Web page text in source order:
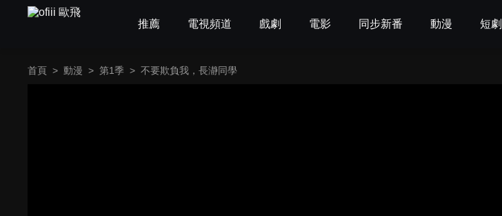
推薦 電視頻道 戲劇 電影 同步新番 動漫 短劇
首頁 > 動漫 > 第1季 > 不要欺負我，長瀞同學